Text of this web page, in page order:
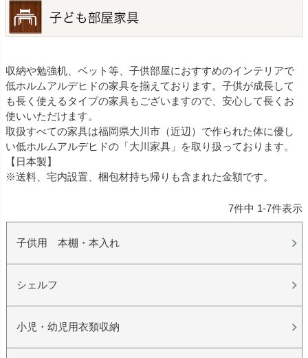
収納や勉強机、ベット等、子供部屋におすすめのインテリアで
低ホルムアルデヒドの家具を揃えております。子供が成長して
も長く使えるタイプの家具もございますので、安心して長くお
使いいただけます。
取扱すべての家具は福岡県大川市（近辺）で作られた体に優し
い低ホルムアルデヒドの「大川家具」を取り扱っております。
【日本製】
※送料、宅内設置、梱包材持ち帰りも含まれた金額です。
7件中 1-7件表示
子供用 本棚・本入れ
シェルフ
小児・幼児用衣類収納